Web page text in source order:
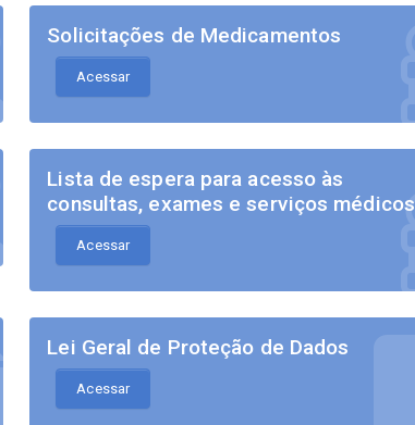
Solicitações de Medicamentos
Acessar
Lista de espera para acesso às
consultas, exames e serviços médicos
Acessar
Lei Geral de Proteção de Dados
Acessar